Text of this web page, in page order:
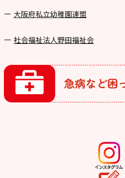
⼤阪府私⽴幼稚園連盟
社会福祉法人野田福祉会